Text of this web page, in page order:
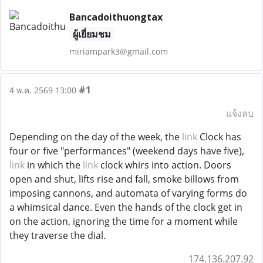
Bancadoithuongtax
ผู้เยี่ยมชม
miriampark3@gmail.com
4 พ.ค. 2569 13:00 #1
แจ้งลบ
Depending on the day of the week, the link Clock has
four or five "performances" (weekend days have five),
link in which the link clock whirs into action. Doors
open and shut, lifts rise and fall, smoke billows from
imposing cannons, and automata of varying forms do
a whimsical dance. Even the hands of the clock get in
on the action, ignoring the time for a moment while
they traverse the dial.
174.136.207.92